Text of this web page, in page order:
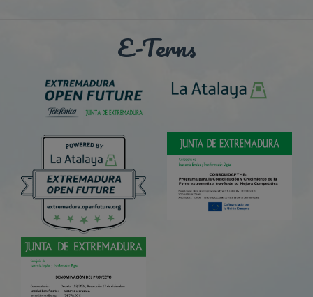
E-Terns